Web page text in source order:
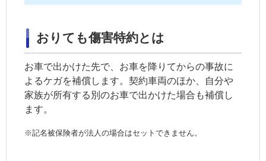
おりても傷害特約とは
お車で出かけた先で、お車を降りてからの事故に
よるケガを補償します。契約車両のほか、自分や
家族が所有する別のお車で出かけた場合も補償し
ます。
※記名被保険者が法人の場合はセットできません。